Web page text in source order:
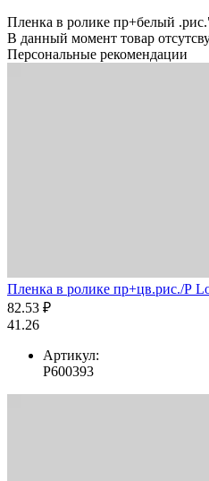
Пленка в ролике пр+белый
В данный момент товар
Персональные рекомендации
Пленка в ролике пр+цв.рис./Р
82.53 ₽
41.26
Артикул:
Р600393